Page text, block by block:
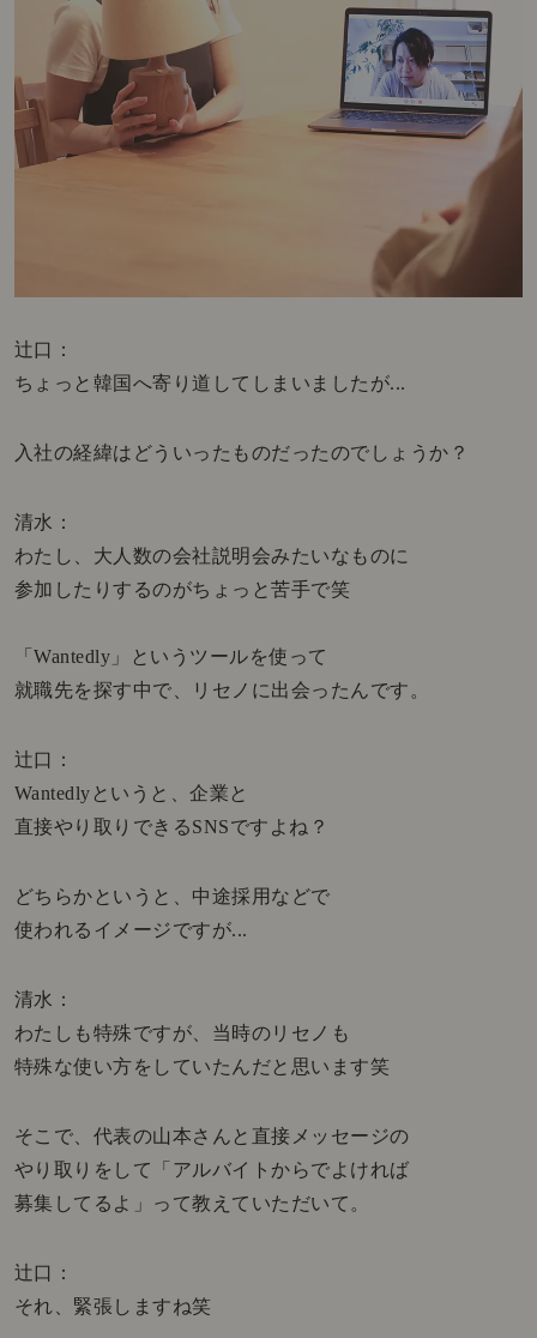
辻口：
ちょっと韓国へ寄り道してしまいましたが...
入社の経緯はどういったものだったのでしょうか？
清水：
わたし、大人数の会社説明会みたいなものに
参加したりするのがちょっと苦手で笑
「Wantedly」というツールを使って
就職先を探す中で、リセノに出会ったんです。
辻口：
Wantedlyというと、企業と
直接やり取りできるSNSですよね？
どちらかというと、中途採用などで
使われるイメージですが...
清水：
わたしも特殊ですが、当時のリセノも
特殊な使い方をしていたんだと思います笑
そこで、代表の山本さんと直接メッセージの
やり取りをして「アルバイトからでよければ
募集してるよ」って教えていただいて。
辻口：
それ、緊張しますね笑